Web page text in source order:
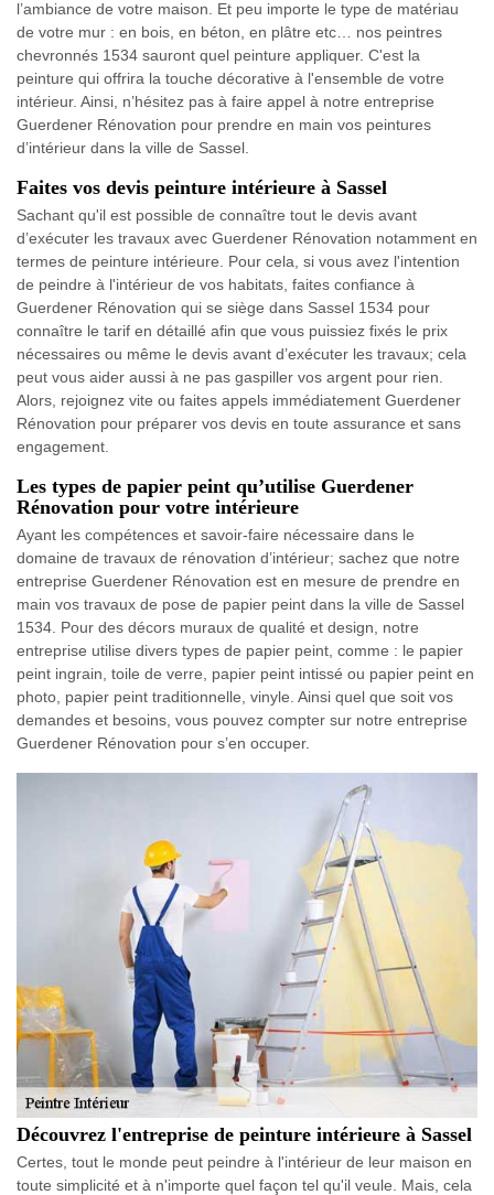
l’ambiance de votre maison. Et peu importe le type de matériau
de votre mur : en bois, en béton, en plâtre etc… nos peintres
chevronnés 1534 sauront quel peinture appliquer. C'est la
peinture qui offrira la touche décorative à l'ensemble de votre
intérieur. Ainsi, n’hésitez pas à faire appel à notre entreprise
Guerdener Rénovation pour prendre en main vos peintures
d’intérieur dans la ville de Sassel.
Faites vos devis peinture intérieure à Sassel
Sachant qu'il est possible de connaître tout le devis avant
d’exécuter les travaux avec Guerdener Rénovation notamment en
termes de peinture intérieure. Pour cela, si vous avez l'intention
de peindre à l'intérieur de vos habitats, faites confiance à
Guerdener Rénovation qui se siège dans Sassel 1534 pour
connaître le tarif en détaillé afin que vous puissiez fixés le prix
nécessaires ou même le devis avant d’exécuter les travaux; cela
peut vous aider aussi à ne pas gaspiller vos argent pour rien.
Alors, rejoignez vite ou faites appels immédiatement Guerdener
Rénovation pour préparer vos devis en toute assurance et sans
engagement.
Les types de papier peint qu’utilise Guerdener
Rénovation pour votre intérieure
Ayant les compétences et savoir-faire nécessaire dans le
domaine de travaux de rénovation d’intérieur; sachez que notre
entreprise Guerdener Rénovation est en mesure de prendre en
main vos travaux de pose de papier peint dans la ville de Sassel
1534. Pour des décors muraux de qualité et design, notre
entreprise utilise divers types de papier peint, comme : le papier
peint ingrain, toile de verre, papier peint intissé ou papier peint en
photo, papier peint traditionnelle, vinyle. Ainsi quel que soit vos
demandes et besoins, vous pouvez compter sur notre entreprise
Guerdener Rénovation pour s’en occuper.
Découvrez l'entreprise de peinture intérieure à Sassel
Certes, tout le monde peut peindre à l'intérieur de leur maison en
toute simplicité et à n'importe quel façon tel qu'il veule. Mais, cela